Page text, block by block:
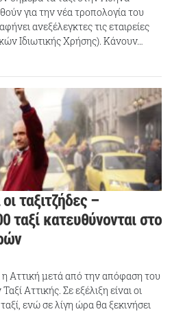
για την νέα τροπολογία του
ανεξέλεγκτες τις εταιρείες
Ιδιωτικής Χρήσης). Κάνουν…
ταξιτζήδες –
ταξί κατευθύνονται στο
η Αττική μετά από την απόφαση του
Αττικής. Σε εξέλιξη είναι οι
ενώ σε λίγη ώρα θα ξεκινήσει